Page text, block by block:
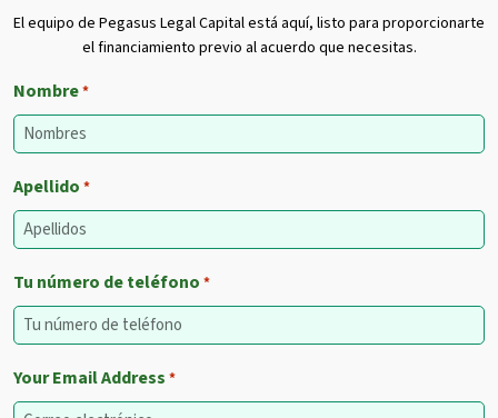
El equipo de Pegasus Legal Capital está aquí, listo para proporcionarte
el financiamiento previo al acuerdo que necesitas.
Nombre*
Apellido *
Tu número de teléfono *
Your Email Address *